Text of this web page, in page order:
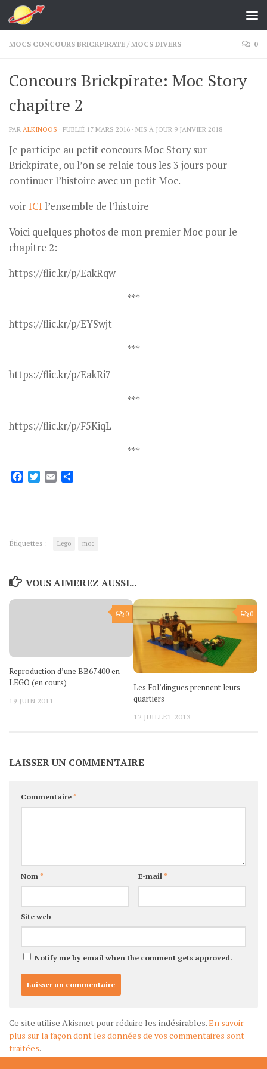
Skip to content
MOCS CONCOURS BRICKPIRATE/MOCS DIVERS 0
Concours Brickpirate: Moc Story
chapitre 2
PAR ALKINOOS · PUBLIÉ 17 MARS 2016 · MIS À JOUR 9 JANVIER 2018
Je participe au petit concours Moc Story sur
Brickpirate, ou l’on se relaie tous les 3 jours pour
continuer l’histoire avec un petit Moc.
voirICI l’ensemble de l’histoire
Voici quelques photos de mon premier Moc pour le
chapitre 2:
https://flic.kr/p/EakRqw
***
https://flic.kr/p/EYSwjt
***
https://flic.kr/p/EakRi7
***
https://flic.kr/p/F5KiqL
***
Facebook
Twitter
Email
Étiquettes : Lego moc
VOUS AIMEREZ AUSSI...
0
Reproduction d’une BB67400 en
LEGO (en cours)
19 JUIN 2011
0
Les Fol’dingues prennent leurs
quartiers
12 JUILLET 2013
LAISSER UN COMMENTAIRE
Commentaire*
Nom* E-mail*
Site web
Notify me by email when the comment gets approved.
Ce site utilise Akismet pour réduire les indésirables.En savoir
plus sur la façon dont les données de vos commentaires sont
traitées.